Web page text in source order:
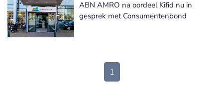
ABN AMRO na oordeel Kifid nu in
gesprek met Consumentenbond
1